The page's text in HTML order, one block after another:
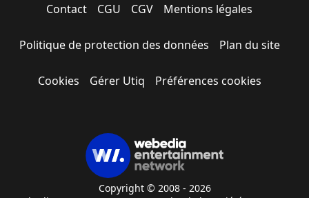
Contact CGU CGV Mentions légales
Politique de protection des données Plan du site
Cookies Gérer Utiq Préférences cookies
Copyright © 2008 - 2026